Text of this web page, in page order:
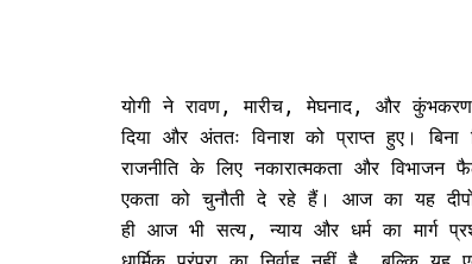
योगी ने रावण, मारीच, मेघनाद, और
दिया और अंततः विनाश को प्राप्त हुए।
राजनीति के लिए नकारात्मकता और
एकता को चुनौती दे रहे हैं। आज का यह
ही आज भी सत्य, न्याय और धर्म का मार्ग